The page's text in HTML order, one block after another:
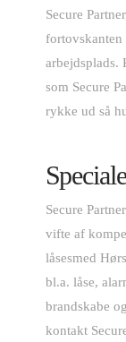
Secure
arbejdsplads.
som Secure
rykke ud så
Secure
vifte af
låsesmed
bl.a. låse,
brandskabe
kontakt